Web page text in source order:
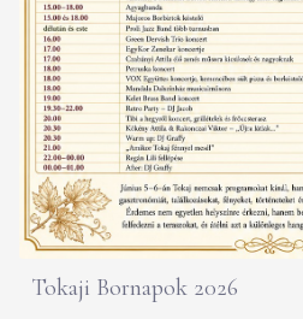
Tokaji Bornapok 2026